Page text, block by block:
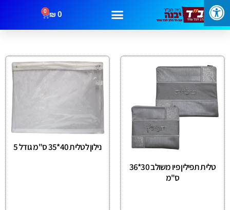
0
₪
0
טלית תפילין פיו משולב 30*36
ס"מ
נילון לטלית 40*35 ס"מ גודל 5